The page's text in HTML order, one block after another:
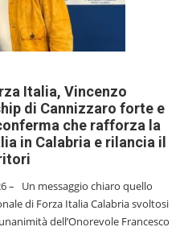
Italia, Vincenzo
di Cannizzaro forte e
che rafforza la
in Calabria e rilancia il
– Un messaggio chiaro quello
di Forza Italia Calabria svoltosi
dell’Onorevole Francesco